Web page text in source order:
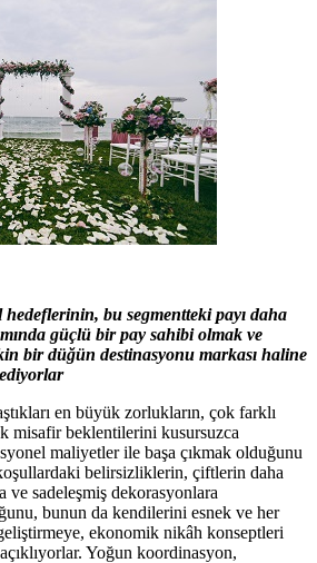
bu segmentteki payı daha
güçlü bir pay sahibi olmak ve
bir düğün destinasyonu markası haline
en büyük zorlukların, çok farklı
misafir beklentilerini kusursuzca
maliyetler ile başa çıkmak olduğunu
belirsizliklerin, çiftlerin daha
ve sadeleşmiş dekorasyonlara
bunun da kendilerini esnek ve her
ekonomik nikâh konseptleri
Yoğun koordinasyon,